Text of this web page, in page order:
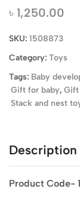
৳ 1,250.00
SKU: 1508873
Category: Toys
Tags: Baby
Gift for baby, Gift
Stack and nest
Description
Product Code-